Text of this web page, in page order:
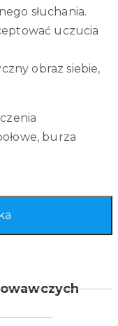
słuchania.
uczucia
obraz siebie,
burza